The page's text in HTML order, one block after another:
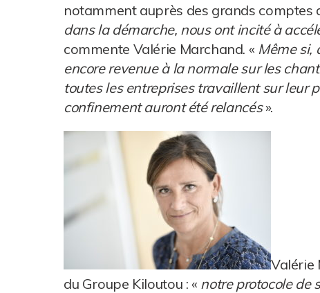
notamment auprès des grands comptes
dans la démarche, nous ont incité à
commente Valérie Marchand. « Même si,
encore revenue à la normale sur les
toutes les entreprises travaillent sur leur
confinement auront été relancés».
Valérie
du Groupe Kiloutou : « notre protocole de